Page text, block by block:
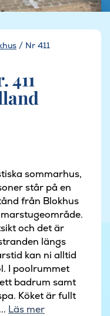
/ Nr 411
sommarhus,
står på en
från Blokhus
och det är
längs
kan ni alltid
I poolrummet
badrum samt
Köket är fullt
Läs mer